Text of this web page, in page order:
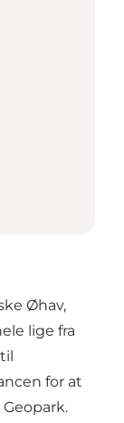
Øhav,
lige fra
for at